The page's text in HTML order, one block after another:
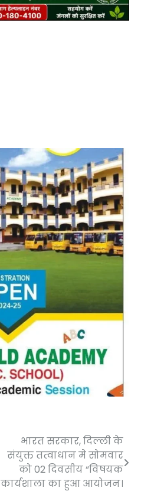
भारत सरकार, दिल्ली के
संयुक्त तत्वाधान मे सोमवार
को 02 दिवसीय “विषयक
कार्यशाला का हुआ आयोजन।